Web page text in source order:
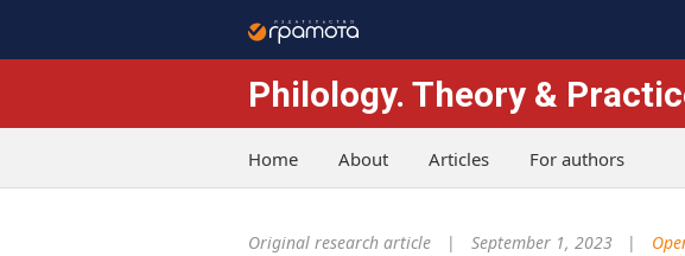
Philology. Theory &
Home About Articles For authors
Original research article September 1, 2023